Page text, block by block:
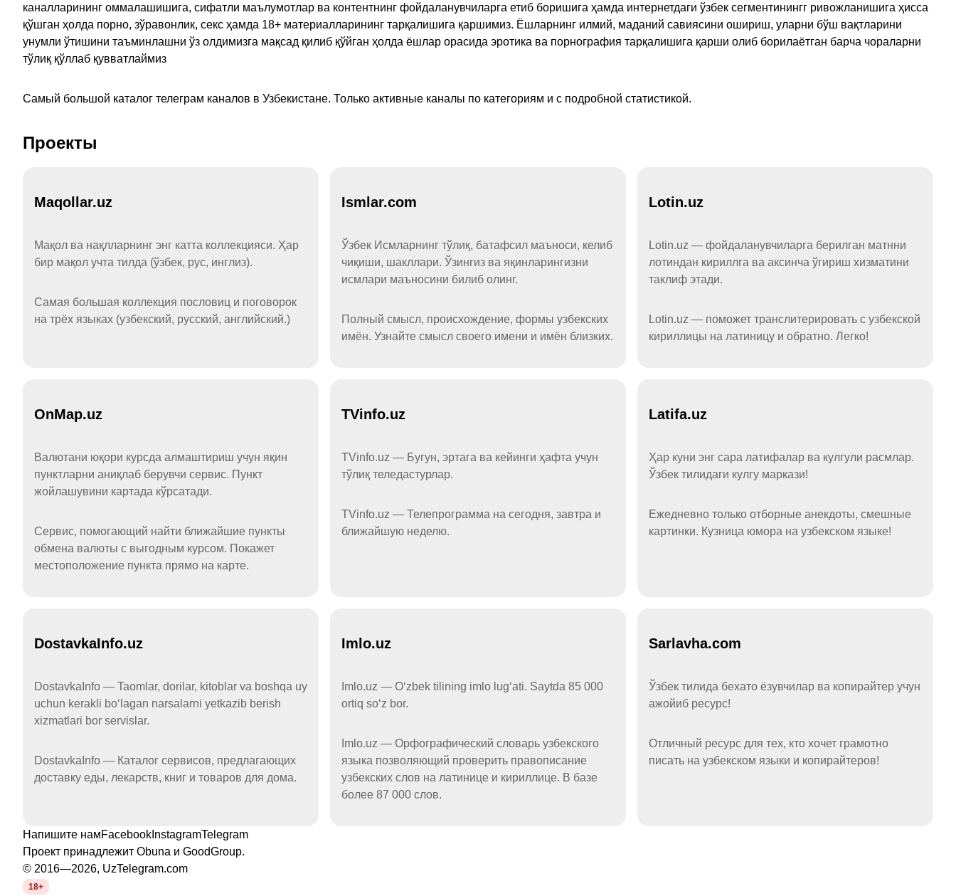
каналларининг оммалашишига, сифатли маълумотлар ва контентнинг фойдаланувчиларга етиб боришига ҳамда интернетдаги ўзбек сегментинингг ривожланишига ҳисса
қўшган ҳолда порно, зўравонлик, секс ҳамда 18+ материалларининг тарқалишига қаршимиз. Ёшларнинг илмий, маданий савиясини ошириш, уларни бўш вақтларини
унумли ўтишини таъминлашни ўз олдимизга мақсад қилиб қўйган ҳолда ёшлар орасида эротика ва порнография тарқалишига қарши олиб борилаётган барча чораларни
тўлиқ қўллаб қувватлаймиз
Самый большой каталог телеграм каналов в Узбекистане. Только активные каналы по категориям и с подробной статистикой.
Проекты
Maqollar.uz
Мақол ва нақлларнинг энг катта коллекцияси. Ҳар
бир мақол учта тилда (ўзбек, рус, инглиз).
Самая большая коллекция пословиц и поговорок
на трёх языках (узбекский, русский, английский.)
Ismlar.com
Ўзбек Исмларнинг тўлиқ, батафсил маъноси, келиб
чиқиши, шакллари. Ўзингиз ва яқинларингизни
исмлари маъносини билиб олинг.
Полный смысл, происхождение, формы узбекских
имён. Узнайте смысл своего имени и имён близких.
Lotin.uz
Lotin.uz — фойдаланувчиларга берилган матнни
лотиндан кириллга ва аксинча ўгириш хизматини
таклиф этади.
Lotin.uz — поможет транслитерировать с узбекской
кириллицы на латиницу и обратно. Легко!
OnMap.uz
Валютани юқори курсда алмаштириш учун яқин
пунктларни аниқлаб берувчи сервис. Пункт
жойлашувини картада кўрсатади.
Сервис, помогающий найти ближайшие пункты
обмена валюты с выгодным курсом. Покажет
местоположение пункта прямо на карте.
TVinfo.uz
TVinfo.uz — Бугун, эртага ва кейинги ҳафта учун
тўлиқ теледастурлар.
TVinfo.uz — Телепрограмма на сегодня, завтра и
ближайшую неделю.
Latifa.uz
Ҳар куни энг сара латифалар ва кулгули расмлар.
Ўзбек тилидаги кулгу маркази!
Ежедневно только отборные анекдоты, смешные
картинки. Кузница юмора на узбекском языке!
DostavkaInfo.uz
DostavkaInfo — Taomlar, dorilar, kitoblar va boshqa uy
uchun kerakli boʻlagan narsalarni yetkazib berish
xizmatlari bor servislar.
DostavkaInfo — Каталог сервисов, предлагающих
доставку еды, лекарств, книг и товаров для дома.
Imlo.uz
Imlo.uz — Oʻzbek tilining imlo lugʻati. Saytda 85 000
ortiq soʻz bor.
Imlo.uz — Орфографический словарь узбекского
языка позволяющий проверить правописание
узбекских слов на латинице и кириллице. В базе
более 87 000 слов.
Sarlavha.com
Ўзбек тилида бехато ёзувчилар ва копирайтер учун
ажойиб ресурс!
Отличный ресурс для тех, кто хочет грамотно
писать на узбекском языки и копирайтеров!
Напишите намFacebook InstagramTelegram
Проект принадлежит Obuna и GoodGroup.
© 2016—2026, UzTelegram.com
18+